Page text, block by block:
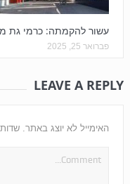
עשור להקמתה: כרמי גת
פברואר 25, 2025
LEAVE A REPLY
האימייל לא יוצג באתר.